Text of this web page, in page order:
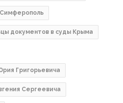
документов в суды Крыма
Григорьевича
Сергеевича